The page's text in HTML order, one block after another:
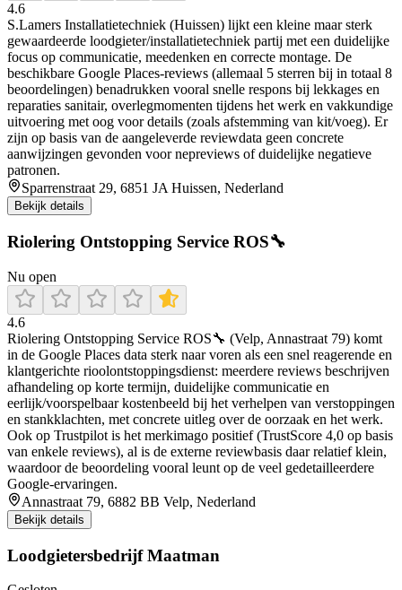
4.6
S.Lamers Installatietechniek (Huissen) lijkt een kleine maar sterk
gewaardeerde loodgieter/installatietechniek partij met een duidelijke
focus op communicatie, meedenken en correcte montage. De
beschikbare Google Places-reviews (allemaal 5 sterren bij in totaal 8
beoordelingen) benadrukken vooral snelle respons bij lekkages en
reparaties sanitair, overlegmomenten tijdens het werk en vakkundige
uitvoering met oog voor details (zoals afstemming van kit/voeg). Er
zijn op basis van de aangeleverde reviewdata geen concrete
aanwijzingen gevonden voor nepreviews of duidelijke negatieve
patronen.
Sparrenstraat 29, 6851 JA Huissen, Nederland
Bekijk details
Riolering Ontstopping Service ROS🔧
Nu open
4.6
Riolering Ontstopping Service ROS🔧 (Velp, Annastraat 79) komt
in de Google Places data sterk naar voren als een snel reagerende en
klantgerichte rioolontstoppingsdienst: meerdere reviews beschrijven
afhandeling op korte termijn, duidelijke communicatie en
eerlijk/voorspelbaar kostenbeeld bij het verhelpen van verstoppingen
en stankklachten, met concrete uitleg over de oorzaak en het werk.
Ook op Trustpilot is het merkimago positief (TrustScore 4,0 op basis
van enkele reviews), al is de externe reviewbasis daar relatief klein,
waardoor de beoordeling vooral leunt op de veel gedetailleerdere
Google-ervaringen.
Annastraat 79, 6882 BB Velp, Nederland
Bekijk details
Loodgietersbedrijf Maatman